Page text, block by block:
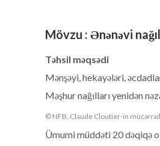
Mövzu : Ənənəvi
Təhsil məqsədi
Mənşəyi, hekayələri,
Məşhur nağılları yenidən
© NFB. Claude Cloutier-in
Ümumi müddəti 20 dəqiqə